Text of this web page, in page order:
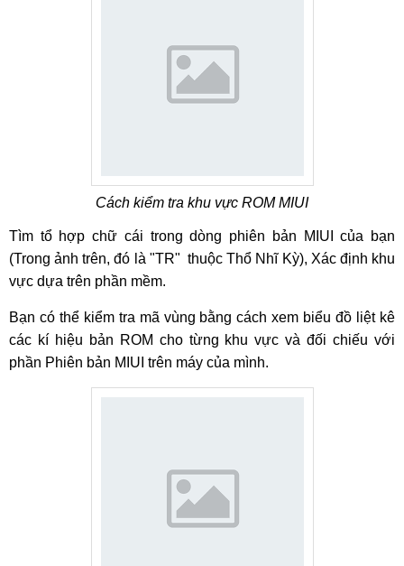
Cách kiểm tra khu vực ROM MIUI
Tìm tổ hợp chữ cái trong dòng phiên bản MIUI của bạn
(Trong ảnh trên, đó là "TR" thuộc Thổ Nhĩ Kỳ), Xác định khu
vực dựa trên phần mềm.
Bạn có thể kiểm tra mã vùng bằng cách xem biểu đồ liệt kê
các kí hiệu bản ROM cho từng khu vực và đối chiếu với
phần Phiên bản MIUI trên máy của mình.